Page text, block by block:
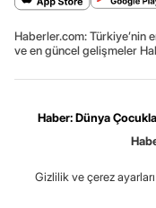
Haberler.com: Türkiye’nin
ve en güncel gelişmeler
Haber: Dünya
Gizlilik ve çerez ayarları